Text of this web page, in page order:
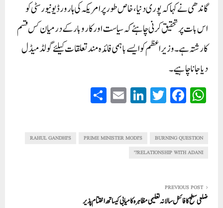
گاندھی نے کہا کہ پوری دنیا، خاص طور پر امریکہ کی ہارورڈ یونیورسٹی کو
اس بات پر تحقیق کرنی چاہئے کہ سیاست اور کاروبار کے درمیان کس قسم
کا رشتہ ہے ۔ وزیراعظم کو ایسے باہمی فائدہ مند تعلقات کیلئے گولڈ میڈل
دیا جانا چاہیے ۔
W
ha
A
pp
Fa
ce
ok
T
wi
Li
nk
In
E
m
BURNING QUESTION
PRIME MINISTER MODI'S
RAHUL GANDHI'S
RELATIONSHIP WITH ADANI?'
PREVIOUS POST
ضلعی سطح کا فائنل سالانہ تعلیمی مظاہرہ کامیابی کیساتھ اختتام پذیر